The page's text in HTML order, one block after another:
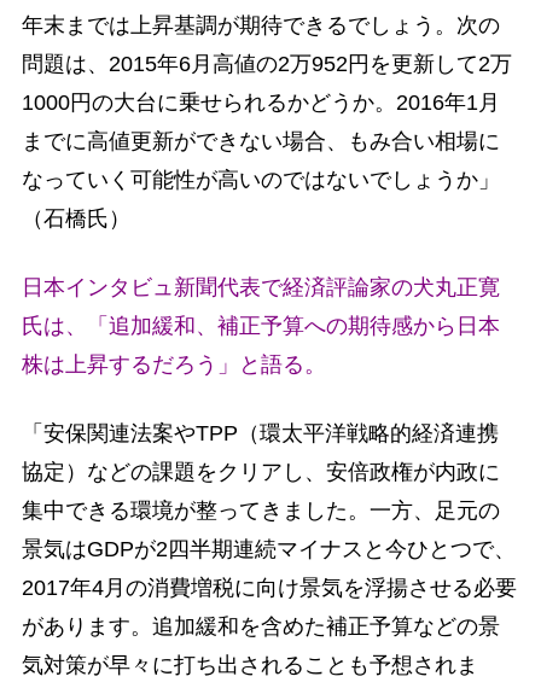
年末までは上昇基調が期待できるでしょう。次の
問題は、2015年6月高値の2万952円を更新して2万
1000円の大台に乗せられるかどうか。2016年1月
までに高値更新ができない場合、もみ合い相場に
なっていく可能性が高いのではないでしょうか」
（石橋氏）
日本インタビュ新聞代表で経済評論家の犬丸正寛
氏は、「追加緩和、補正予算への期待感から日本
株は上昇するだろう」と語る。
「安保関連法案やTPP（環太平洋戦略的経済連携
協定）などの課題をクリアし、安倍政権が内政に
集中できる環境が整ってきました。一方、足元の
景気はGDPが2四半期連続マイナスと今ひとつで、
2017年4月の消費増税に向け景気を浮揚させる必要
があります。追加緩和を含めた補正予算などの景
気対策が早々に打ち出されることも予想されま